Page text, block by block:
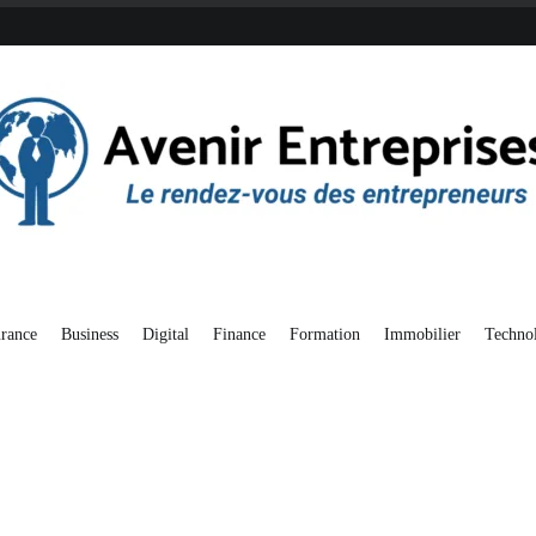
Business Digital Finance Formation Immobilier